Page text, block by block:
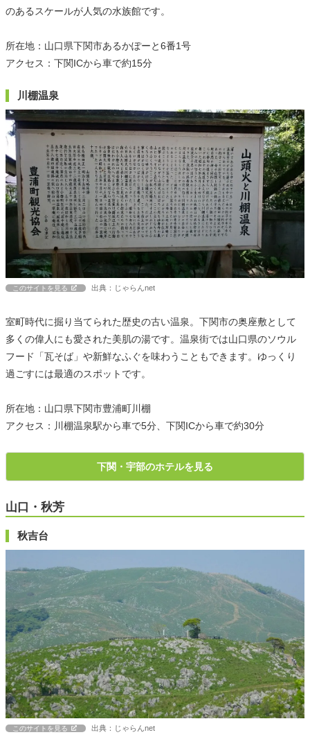
のあるスケールが人気の水族館です。
所在地：山口県下関市あるかぽーと6番1号
アクセス：下関ICから車で約15分
川棚温泉
このサイトを見る 出典：じゃらんnet
室町時代に掘り当てられた歴史の古い温泉。下関市の奥座敷として
多くの偉人にも愛された美肌の湯です。温泉街では山口県のソウル
フード「瓦そば」や新鮮なふぐを味わうこともできます。ゆっくり
過ごすには最適のスポットです。
所在地：山口県下関市豊浦町川棚
アクセス：川棚温泉駅から車で5分、下関ICから車で約30分
下関・宇部のホテルを見る
山口・秋芳
秋吉台
このサイトを見る 出典：じゃらんnet